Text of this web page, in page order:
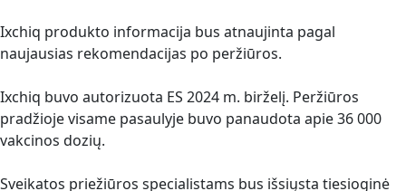
Ixchiq produkto informacija bus atnaujinta pagal
naujausias rekomendacijas po peržiūros.
Ixchiq buvo autorizuota ES 2024 m. birželį. Peržiūros
pradžioje visame pasaulyje buvo panaudota apie 36 000
vakcinos dozių.
Sveikatos priežiūros specialistams bus išsiųsta tiesioginė